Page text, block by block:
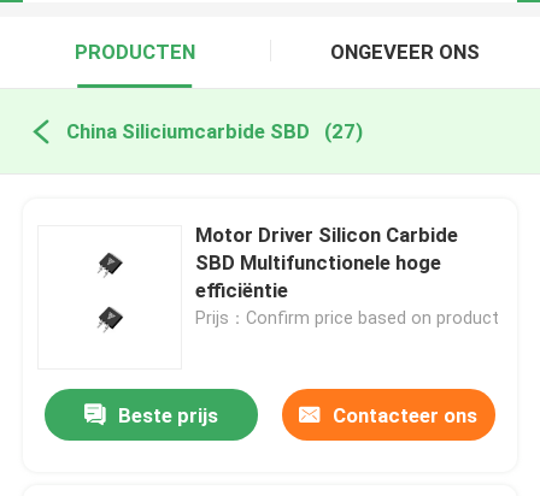
PRODUCTEN ONGEVEER ONS
China Siliciumcarbide SBD (27)
Motor Driver Silicon Carbide
SBD Multifunctionele hoge
efficiëntie
Prijs：Confirm price based on product
Beste prijs Contacteer ons